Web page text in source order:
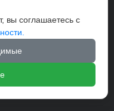
вы соглашаетесь с